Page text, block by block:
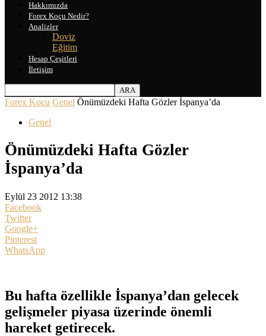
Hakkımızda
Forex Koçu Nedir?
Analizler
Doviz
Eğitim
Hesap Çeşitleri
İletişim
Forex Koçu Genel Önümüzdeki Hafta Gözler İspanya’da
Genel
Önümüzdeki Hafta Gözler
İspanya’da
Eylül 23 2012 13:38
Facebook
Twitter
Google+
Pinterest
WhatsApp
Bu hafta özellikle İspanya’dan gelecek
gelişmeler piyasa üzerinde önemli
hareket getirecek.